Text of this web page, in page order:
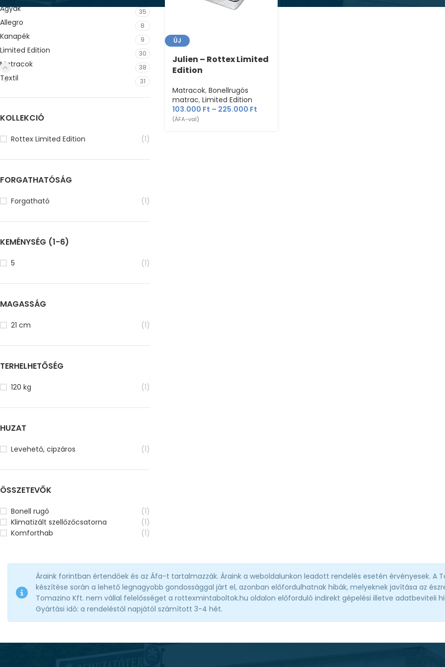
Ágyak 35
Allegro 8
Kanapék 9
Limited Edition 30
Matracok 38
Textil 31
KOLLEKCIÓ
Rottex Limited Edition (1)
FORGATHATÓSÁG
Forgatható (1)
KEMÉNYSÉG (1-6)
5 (1)
MAGASSÁG
21 cm (1)
TERHELHETŐSÉG
120 kg (1)
HUZAT
Levehető, cipzáros (1)
ÖSSZETEVŐK
Bonell rugó
(1)
Klimatizált szellőzőcsatorna
(1)
Komforthab
(1)
ÚJ
Julien – Rottex Limited
Edition
Matracok, Bonellrugós
matrac, Limited Edition
103.000 Ft – 225.000 Ft
(ÁFA-val)
Áraink forintban értendőek és az Áfa-t tartalmazzák. Áraink a weboldalunkon leadott rendelés esetén érvényesek. A
készítése során a lehető legnagyobb gondossággal járt el, azonban előfordulhatnak hibák, melyeknek javítása az
Tomazino Kft. nem vállal felelősséget a rottexmintaboltok.hu oldalon előforduló indirekt gépelési illetve adatbeviteli
Gyártási idő: a rendeléstől napjától számított 3-4 hét.